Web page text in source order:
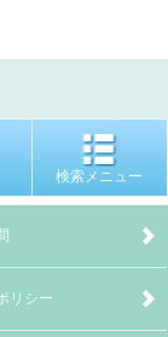
検索メニュー
リシー